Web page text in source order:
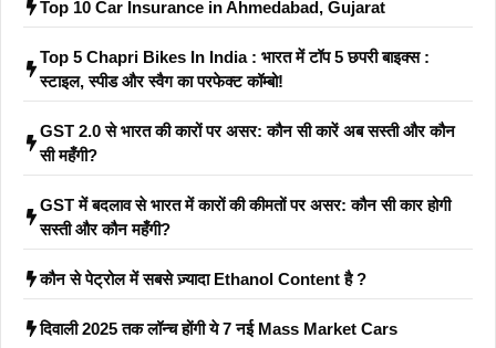
Top 10 Car Insurance in Ahmedabad, Gujarat
Top 5 Chapri Bikes In India : भारत में टॉप 5 छपरी बाइक्स :
स्टाइल, स्पीड और स्वैग का परफेक्ट कॉम्बो!
GST 2.0 से भारत की कारों पर असर: कौन सी कारें अब सस्ती और कौन
सी महँगी?
GST में बदलाव से भारत में कारों की कीमतों पर असर: कौन सी कार होगी
सस्ती और कौन महँगी?
कौन से पेट्रोल में सबसे ज़्यादा Ethanol Content है ?
दिवाली 2025 तक लॉन्च होंगी ये 7 नई Mass Market Cars